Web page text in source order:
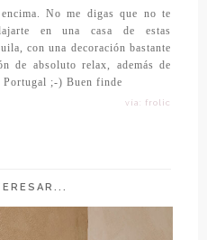
No me digas que no te
en una casa de estas
con una decoración bastante
de absoluto relax, además de
;-) Buen finde
vía: frolic